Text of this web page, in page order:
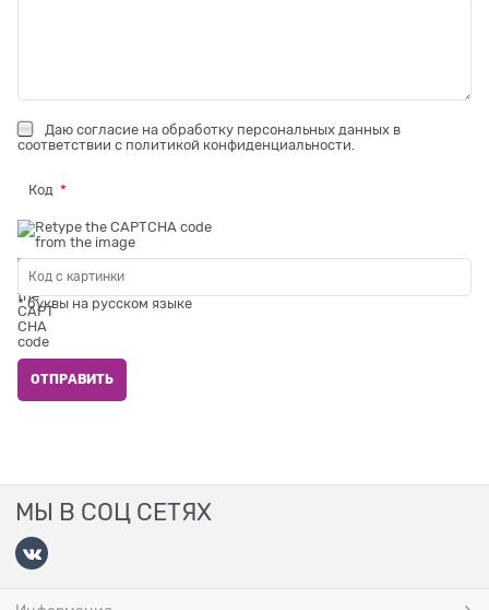
Даю согласие на обработку персональных данных в
соответствии с политикой конфиденциальности
Код
* буквы на русском языке
МЫ В СОЦ СЕТЯХ